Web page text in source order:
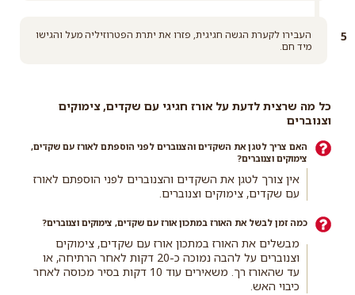
העבירו לקערת הגשה חגיגית, פזרו את יתרת הפטרוזיליה מעל והגישו
מיד חם.
כל מה שרצית לדעת על אורז חגיגי עם שקדים, צימוקים
וצנוברים
האם צריך לטגן את השקדים והצנוברים לפני הוספתם לאורז עם שקדים,
צימוקים וצנוברים?
אין צורך לטגן את השקדים והצנוברים לפני הוספתם לאורז
עם שקדים, צימוקים וצנוברים.
כמה זמן לבשל את האורז במתכון אורז עם שקדים, צימוקים וצנוברים?
מבשלים את האורז במתכון אורז עם שקדים, צימוקים
וצנוברים על להבה נמוכה כ-20 דקות לאחר הרתיחה, או
עד שהאורז רך. משאירים עוד 10 דקות בסיר מכוסה לאחר
כיבוי האש.